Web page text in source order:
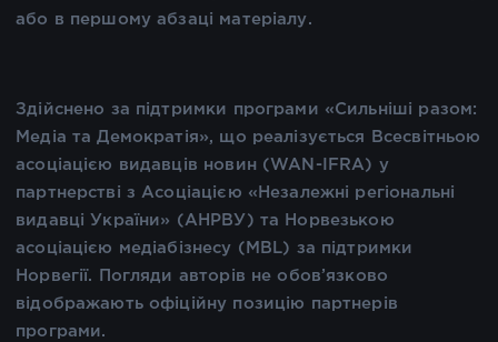
або в першому абзаці матеріалу.
Здійснено за підтримки програми «Сильніші разом:
Медіа та Демократія», що реалізується Всесвітньою
асоціацією видавців новин (WAN-IFRA) у
партнерстві з Асоціацією «Незалежні регіональні
видавці України» (АНРВУ) та Норвезькою
асоціацією медіабізнесу (MBL) за підтримки
Норвегії. Погляди авторів не обов’язково
відображають офіційну позицію партнерів
програми.